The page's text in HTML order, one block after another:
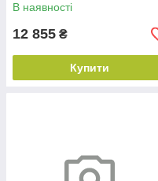
В наявності
12 855 ₴
Купити